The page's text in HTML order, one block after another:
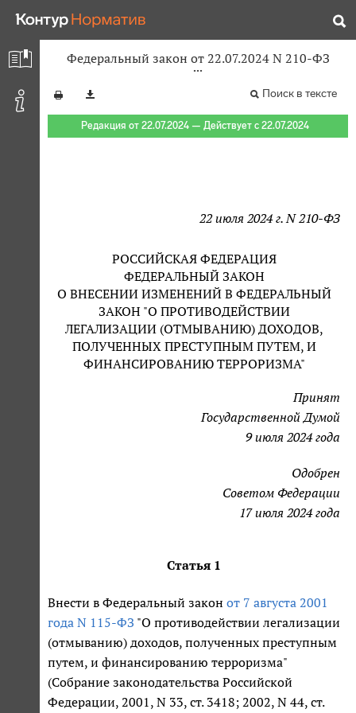
Федеральный закон от 22.07.2024 N 210-ФЗ
Поиск в тексте
Редакция от 22.07.2024 — Действует с 22.07.2024
22 июля 2024 г. N 210-ФЗ
РОССИЙСКАЯ ФЕДЕРАЦИЯ
ФЕДЕРАЛЬНЫЙ ЗАКОН
О ВНЕСЕНИИ ИЗМЕНЕНИЙ В ФЕДЕРАЛЬНЫЙ
ЗАКОН "О ПРОТИВОДЕЙСТВИИ
ЛЕГАЛИЗАЦИИ (ОТМЫВАНИЮ) ДОХОДОВ,
ПОЛУЧЕННЫХ ПРЕСТУПНЫМ ПУТЕМ, И
ФИНАНСИРОВАНИЮ ТЕРРОРИЗМА"
Принят
Государственной Думой
9 июля 2024 года
Одобрен
Советом Федерации
17 июля 2024 года
Статья 1
Внести в Федеральный закон от 7 августа 2001
года N 115-ФЗ "О противодействии легализации
(отмыванию) доходов, полученных преступным
путем, и финансированию терроризма"
(Собрание законодательства Российской
Федерации, 2001, N 33, ст. 3418; 2002, N 44, ст.